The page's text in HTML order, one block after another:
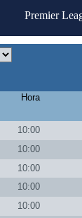
Premier
Hora
10:00
10:00
10:00
10:00
10:00